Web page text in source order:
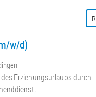
w/d)
Erziehungsurlaubs durch